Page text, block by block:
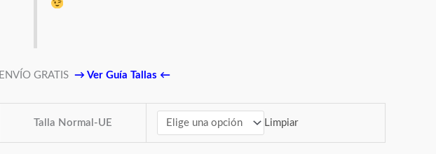
ENVÍO GRATIS → Ver Guía Tallas ←
Talla Normal-UE Limpiar